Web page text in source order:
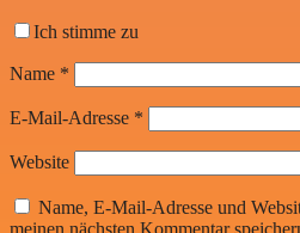
Ich stimme zu
Name *
E-Mail-Adresse *
Website
Name, E-Mail-Adresse und
meinen nächsten Kommentar